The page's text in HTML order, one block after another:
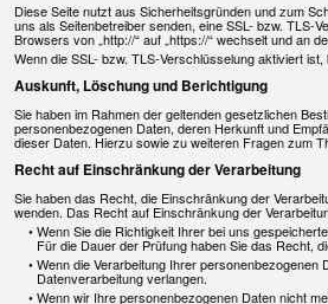
Diese Seite nutzt aus Sicherheitsgründen und zum
uns als Seitenbetreiber senden, eine SSL- bzw. TLS-
Browsers von „http://“ auf „https://“ wechselt und an
Wenn die SSL- bzw. TLS-Verschlüsselung aktiviert
Auskunft, Löschung und Berichtigung
Sie haben im Rahmen der geltenden gesetzlichen
personenbezogenen Daten, deren Herkunft und
dieser Daten. Hierzu sowie zu weiteren Fragen zum
Recht auf Einschränkung der Verarbeitung
Sie haben das Recht, die Einschränkung der
wenden. Das Recht auf Einschränkung der
Wenn Sie die Richtigkeit Ihrer bei uns
Für die Dauer der Prüfung haben Sie das Recht,
Wenn die Verarbeitung Ihrer
Datenverarbeitung verlangen.
Wenn wir Ihre personenbezogenen Daten nicht